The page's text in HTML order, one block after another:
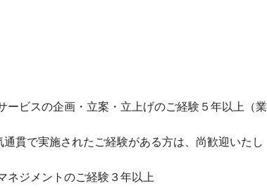
ビスの企画・立案・立上げのご経験５年以上（業
貫で実施されたご経験がある方は、尚歓迎いたし
ジメントのご経験３年以上